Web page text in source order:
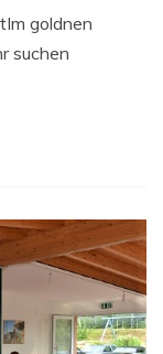
goldnen
suchen